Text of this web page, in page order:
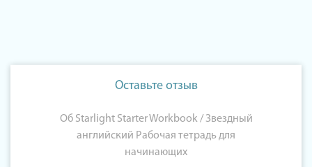
Оставьте отзыв
Об Starlight Starter Workbook / Звездный
английский Рабочая тетрадь для
начинающих